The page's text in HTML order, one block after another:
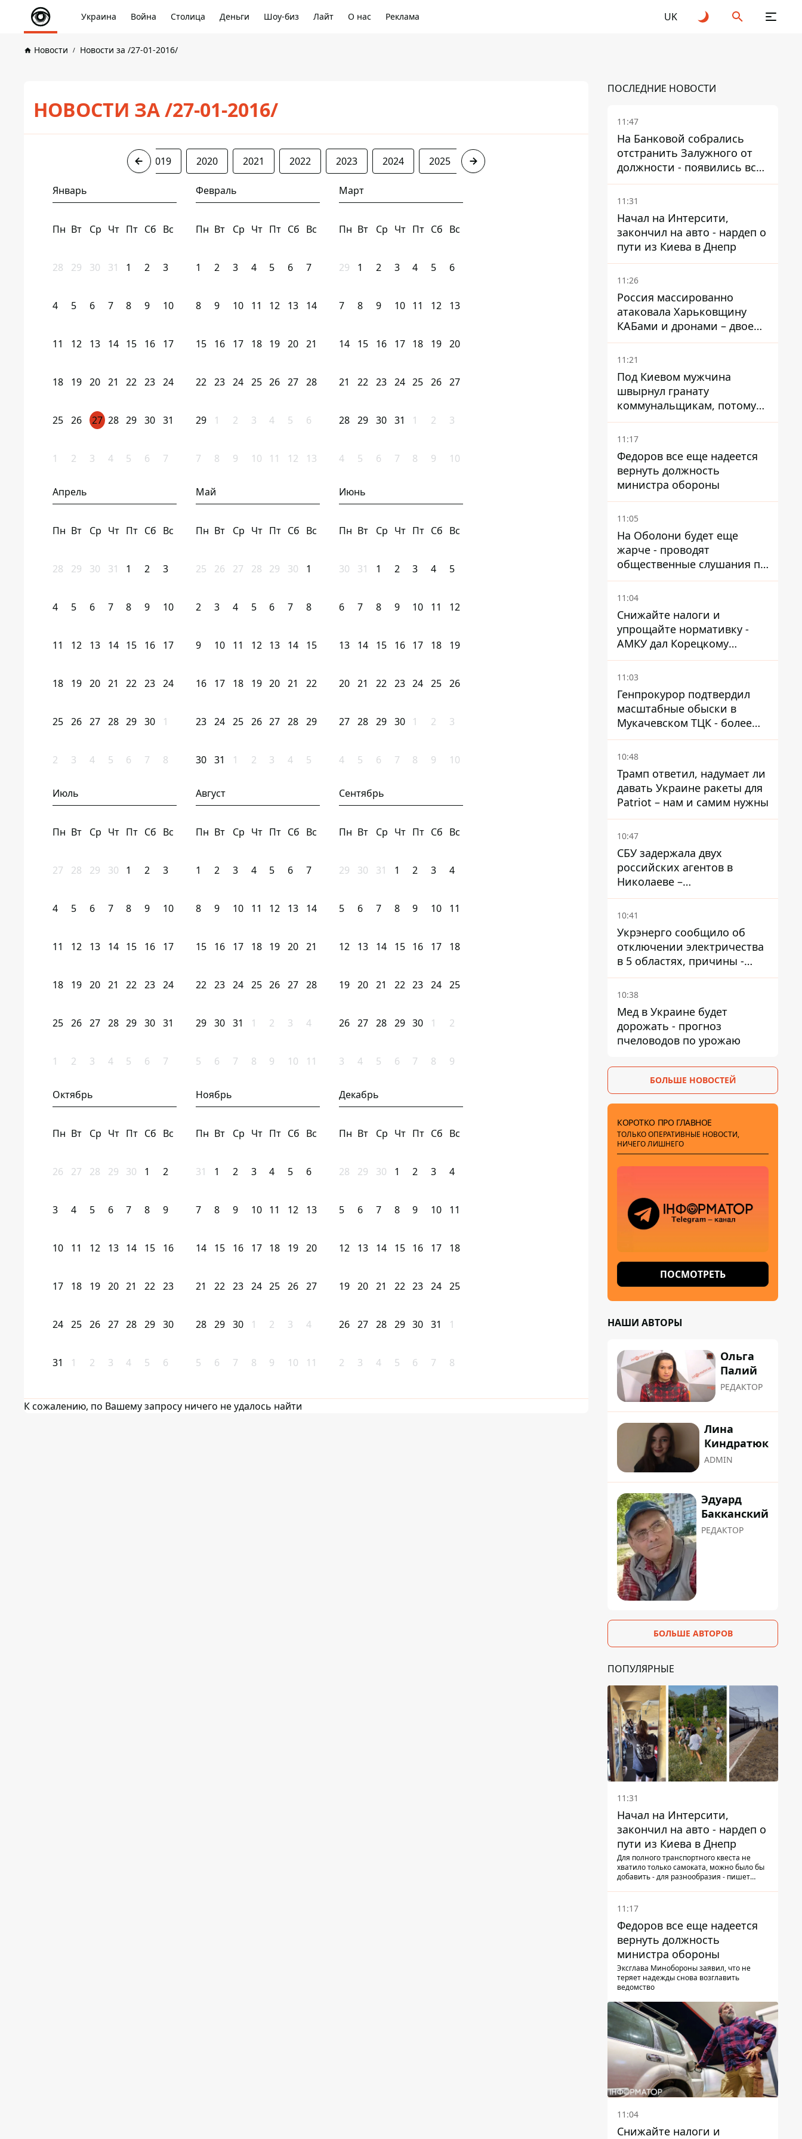
Украина Война Столица Деньги Шоу-биз Лайт О нас Реклама UK
Новости Новости за /27-01-2016/
НОВОСТИ ЗА /27-01-2016/
2019 2020 2021 2022 2023 2024 2025 2026
Январь
Пн Вт Ср Чт Пт Сб Вс
28 29 30 31 1 2 3
4 5 6 7 8 9 10
11 12 13 14 15 16 17
18 19 20 21 22 23 24
25 26 27 28 29 30 31
1 2 3 4 5 6 7
Февраль
Пн Вт Ср Чт Пт Сб Вс
1 2 3 4 5 6 7
8 9 10 11 12 13 14
15 16 17 18 19 20 21
22 23 24 25 26 27 28
29 1 2 3 4 5 6
7 8 9 10 11 12 13
Март
Пн Вт Ср Чт Пт Сб Вс
29 1 2 3 4 5 6
7 8 9 10 11 12 13
14 15 16 17 18 19 20
21 22 23 24 25 26 27
28 29 30 31 1 2 3
4 5 6 7 8 9 10
Апрель
Пн Вт Ср Чт Пт Сб Вс
28 29 30 31 1 2 3
4 5 6 7 8 9 10
11 12 13 14 15 16 17
18 19 20 21 22 23 24
25 26 27 28 29 30 1
2 3 4 5 6 7 8
Май
Пн Вт Ср Чт Пт Сб Вс
25 26 27 28 29 30 1
2 3 4 5 6 7 8
9 10 11 12 13 14 15
16 17 18 19 20 21 22
23 24 25 26 27 28 29
30 31 1 2 3 4 5
Июнь
Пн Вт Ср Чт Пт Сб Вс
30 31 1 2 3 4 5
6 7 8 9 10 11 12
13 14 15 16 17 18 19
20 21 22 23 24 25 26
27 28 29 30 1 2 3
4 5 6 7 8 9 10
Июль
Пн Вт Ср Чт Пт Сб Вс
27 28 29 30 1 2 3
4 5 6 7 8 9 10
11 12 13 14 15 16 17
18 19 20 21 22 23 24
25 26 27 28 29 30 31
1 2 3 4 5 6 7
Август
Пн Вт Ср Чт Пт Сб Вс
1 2 3 4 5 6 7
8 9 10 11 12 13 14
15 16 17 18 19 20 21
22 23 24 25 26 27 28
29 30 31 1 2 3 4
5 6 7 8 9 10 11
Сентябрь
Пн Вт Ср Чт Пт Сб Вс
29 30 31 1 2 3 4
5 6 7 8 9 10 11
12 13 14 15 16 17 18
19 20 21 22 23 24 25
26 27 28 29 30 1 2
3 4 5 6 7 8 9
Октябрь
Пн Вт Ср Чт Пт Сб Вс
26 27 28 29 30 1 2
3 4 5 6 7 8 9
10 11 12 13 14 15 16
17 18 19 20 21 22 23
24 25 26 27 28 29 30
31 1 2 3 4 5 6
Ноябрь
Пн Вт Ср Чт Пт Сб Вс
31 1 2 3 4 5 6
7 8 9 10 11 12 13
14 15 16 17 18 19 20
21 22 23 24 25 26 27
28 29 30 1 2 3 4
5 6 7 8 9 10 11
Декабрь
Пн Вт Ср Чт Пт Сб Вс
28 29 30 1 2 3 4
5 6 7 8 9 10 11
12 13 14 15 16 17 18
19 20 21 22 23 24 25
26 27 28 29 30 31 1
2 3 4 5 6 7 8
К сожалению, по Вашему запросу ничего не удалось найти
ПОСЛЕДНИЕ НОВОСТИ
11:47
На Банковой собрались
отстранить Залужного от
должности - появились все
признаки
11:31
Начал на Интерсити,
закончил на авто - нардеп о
пути из Киева в Днепр
11:26
Россия массированно
атаковала Харьковщину
КАБами и дронами – двое
погибших и 19 раненых
11:21
Под Киевом мужчина
швырнул гранату
коммунальщикам, потому
что не хотел платить по
квитанциям
11:17
Федоров все еще надеется
вернуть должность
министра обороны
11:05
На Оболони будет еще
жарче - проводят
общественные слушания по
поводу храма УГКЦ на
Северной
11:04
Снижайте налоги и
упрощайте нормативку -
АМКУ дал Корецкому
советы по снижению цен на
топливо
11:03
Генпрокурор подтвердил
масштабные обыски в
Мукачевском ТЦК - более
1,5 тысяч списанных с
военного учета за взятки
10:48
Трамп ответил, надумает ли
давать Украине ракеты для
Patriot – нам и самим нужны
10:47
СБУ задержала двух
российских агентов в
Николаеве –
корректировали удары по
городу
10:41
Укрэнерго сообщило об
отключении электричества
в 5 областях, причины -
обстрелы и жара
10:38
Мед в Украине будет
дорожать - прогноз
пчеловодов по урожаю
БОЛЬШЕ НОВОСТЕЙ
КОРОТКО ПРО ГЛАВНОЕ
ТОЛЬКО ОПЕРАТИВНЫЕ НОВОСТИ,
НИЧЕГО ЛИШНЕГО
ПОСМОТРЕТЬ
НАШИ АВТОРЫ
Ольга
Палий
РЕДАКТОР
Лина
Киндратюк
ADMIN
Эдуард
Бакканский
РЕДАКТОР
БОЛЬШЕ АВТОРОВ
ПОПУЛЯРНЫЕ
11:31
Начал на Интерсити,
закончил на авто - нардеп о
пути из Киева в Днепр
Для полного транспортного квеста не
хватило только самоката, можно было бы
добавить - для разнообразия - пишет
11:17
Федоров все еще надеется
вернуть должность
министра обороны
Эксглава Минобороны заявил, что не
теряет надежды снова возглавить
ведомство
11:04
Снижайте налоги и